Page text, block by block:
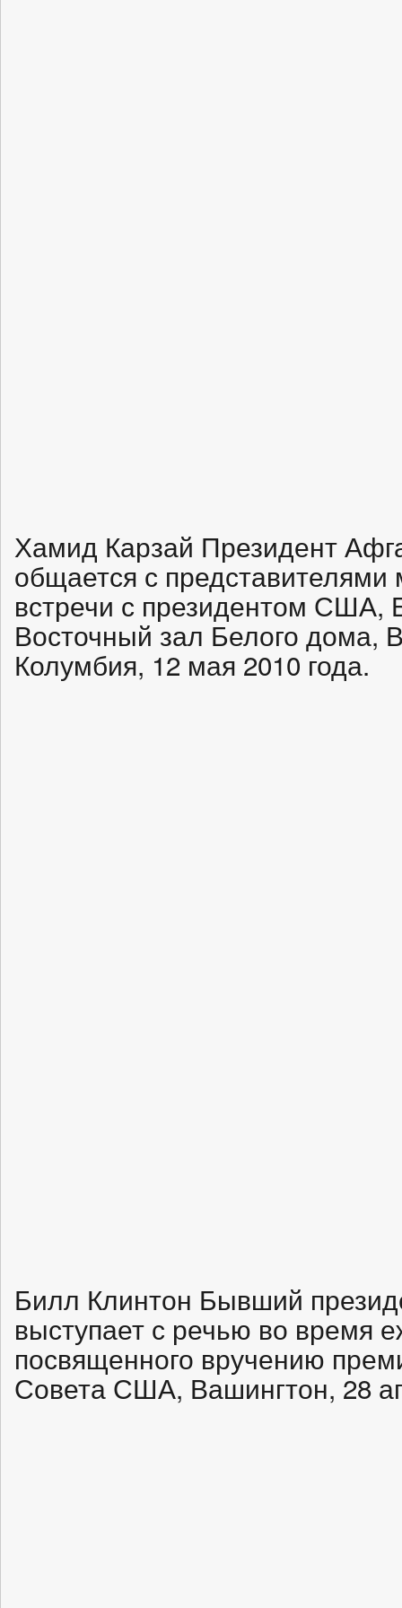
Хамид Карзай Президент
общается с
встречи с президентом США,
Восточный зал Белого дома,
Колумбия, 12 мая 2010 года.
Билл Клинтон Бывший
выступает с речью во время
посвященного вручению
Совета США, Вашингтон, 28